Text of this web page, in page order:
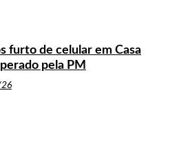
furto de celular em Casa
pela PM